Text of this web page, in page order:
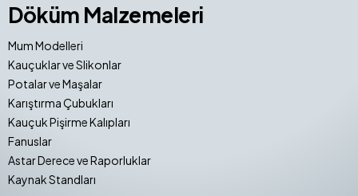
Döküm Malzemeleri
Mum Modelleri
Kauçuklar ve Slikonlar
Potalar ve Maşalar
Karıştırma Çubukları
Kauçuk Pişirme Kalıpları
Fanuslar
Astar Derece ve Raporluklar
Kaynak Standları